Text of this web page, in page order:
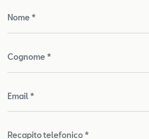
Nome *
Cognome *
Email *
Recapito telefonico *